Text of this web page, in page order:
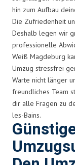
hin zum Aufbau
Die Zufriedenheit
Deshalb legen wir
professionelle
Weiß Magdeburg
Umzug stressfrei
Warte nicht länger
freundliches Team
dir alle Fragen zu
les-Bains.